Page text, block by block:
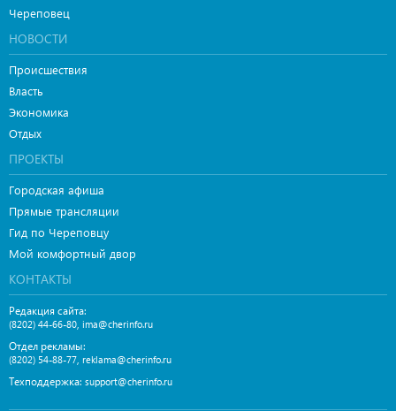
Череповец
НОВОСТИ
Происшествия
Власть
Экономика
Отдых
ПРОЕКТЫ
Городская афиша
Прямые трансляции
Гид по Череповцу
Мой комфортный двор
КОНТАКТЫ
Редакция сайта:
(8202) 44-66-80, ima@cherinfo.ru
Отдел рекламы:
(8202) 54-88-77, reklama@cherinfo.ru
Техподдержка: support@cherinfo.ru